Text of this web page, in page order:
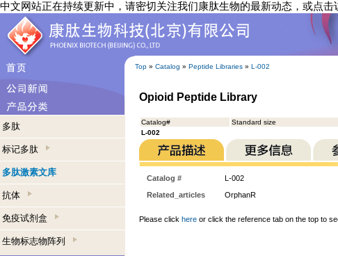
中文网站正在持续更新中，请密切关注我们康肽生物的最新动态，或点
Top » Catalog » Peptide Libraries » L-002
多肽
标记多肽
多肽激素文库
抗体
免疫试剂盒
生物标志物阵列
Opioid Peptide Library
Catalog# Standard size
L-002
Catalog #
L-002
Related_articles
OrphanR
Please click here or click the reference tab on the top to